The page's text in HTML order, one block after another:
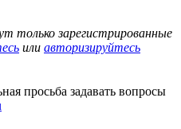
только зарегистрированные
или авторизируйтесь
просьба задавать вопросы